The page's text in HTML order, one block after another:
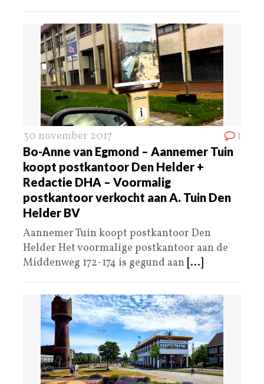
30 november 2017 1
Bo-Anne van Egmond – Aannemer Tuin
koopt postkantoor Den Helder +
Redactie DHA – Voormalig
postkantoor verkocht aan A. Tuin Den
Helder BV
Aannemer Tuin koopt postkantoor Den
Helder Het voormalige postkantoor aan de
Middenweg 172-174 is gegund aan [...]